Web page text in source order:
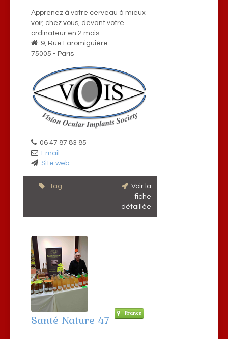
Apprenez à votre cerveau à mieux
voir, chez vous, devant votre
ordinateur en 2 mois
9, Rue Laromiguière
75005 - Paris
06 47 87 83 85
Email
Site web
Tag :
Voir la
fiche
détaillée
Santé Nature 47
France